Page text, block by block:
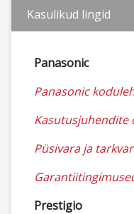
Kasulikud lingid
Panasonic
Panasonic
Kasutusjuhendite
Püsivara ja
Prestigio